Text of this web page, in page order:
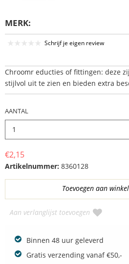
MERK:
Schrijf je eigen review
Chroomr educties of fittingen: deze
stijlvol uit te zien en bieden extra
AANTAL
€2,15
Artikelnummer: 8360128
Aan verlanglijst toevoegen
Binnen 48 uur geleverd
Gratis verzending vanaf €50,-